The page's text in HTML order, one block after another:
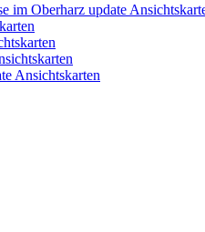
im Oberharz update
Ansichtskarten